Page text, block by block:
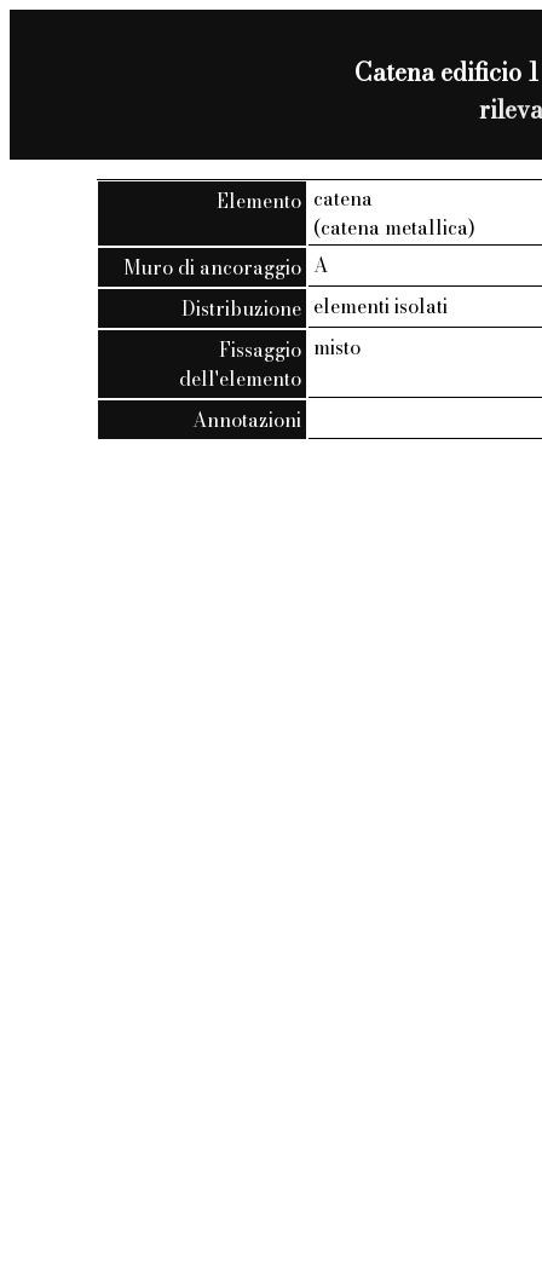
Catena edificio
Elemento catena
(catena metallica)
Muro di ancoraggio A
Distribuzione elementi isolati
Fissaggio
dell'elemento
misto
Annotazioni